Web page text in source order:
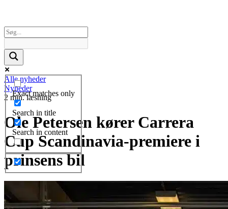
Exact matches only
Search in title
Search in content
Alle nyheder
Nyheder
2 min. læsning
Ole Petersen kører Carrera
Cup Scandinavia-premiere i
prinsens bil